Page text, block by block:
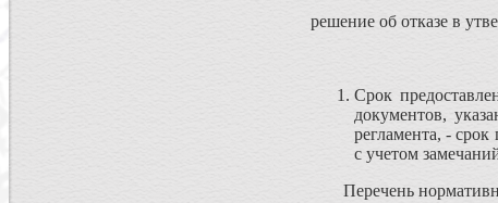
решение об отказе в
Срок
документов,
регламента, -
с учетом
Перечень